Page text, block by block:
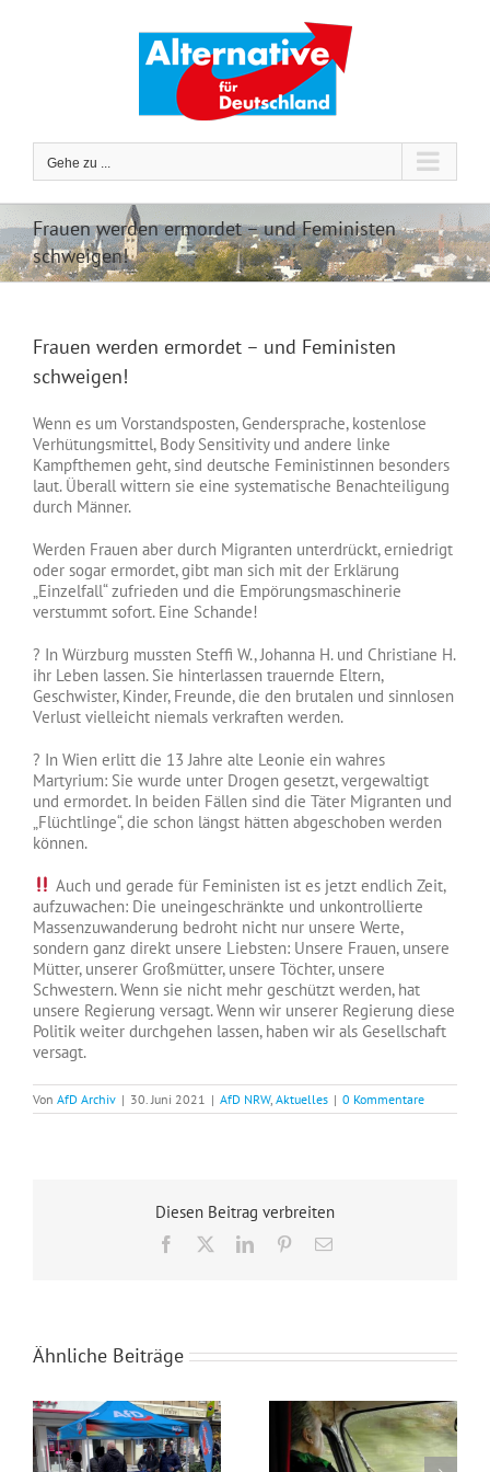
Gehe zu ...
Frauen werden ermordet – und Feministen
schweigen!
Frauen werden ermordet – und Feministen
schweigen!
Wenn es um Vorstandsposten, Gendersprache, kostenlose
Verhütungsmittel, Body Sensitivity und andere linke
Kampfthemen geht, sind deutsche Feministinnen besonders
laut. Überall wittern sie eine systematische Benachteiligung
durch Männer.
Werden Frauen aber durch Migranten unterdrückt, erniedrigt
oder sogar ermordet, gibt man sich mit der Erklärung
„Einzelfall“ zufrieden und die Empörungsmaschinerie
verstummt sofort. Eine Schande!
? In Würzburg mussten Steffi W., Johanna H. und Christiane H.
ihr Leben lassen. Sie hinterlassen trauernde Eltern,
Geschwister, Kinder, Freunde, die den brutalen und sinnlosen
Verlust vielleicht niemals verkraften werden.
? In Wien erlitt die 13 Jahre alte Leonie ein wahres
Martyrium: Sie wurde unter Drogen gesetzt, vergewaltigt
und ermordet. In beiden Fällen sind die Täter Migranten und
„Flüchtlinge“, die schon längst hätten abgeschoben werden
können.
Auch und gerade für Feministen ist es jetzt endlich Zeit,
aufzuwachen: Die uneingeschränkte und unkontrollierte
Massenzuwanderung bedroht nicht nur unsere Werte,
sondern ganz direkt unsere Liebsten: Unsere Frauen, unsere
Mütter, unserer Großmütter, unsere Töchter, unsere
Schwestern. Wenn sie nicht mehr geschützt werden, hat
unsere Regierung versagt. Wenn wir unserer Regierung diese
Politik weiter durchgehen lassen, haben wir als Gesellschaft
versagt.
Von AfD Archiv | 30. Juni 2021 | AfD NRW, Aktuelles | 0 Kommentare
Diesen Beitrag verbreiten
Facebook LinkedInPinterest
E-
Ähnliche Beiträge